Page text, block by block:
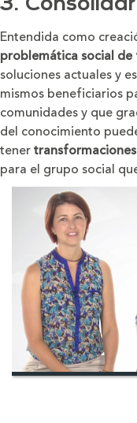
3.
Entendida como
problemática social
soluciones actuales y
mismos beneficiarios
comunidades y que
del conocimiento
tener
para el grupo social